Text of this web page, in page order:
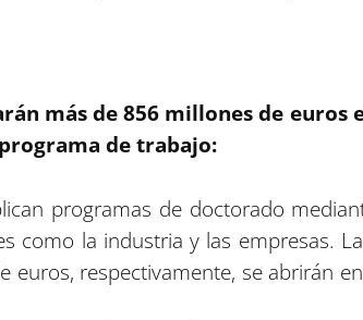
más de 856 millones de euros
de trabajo:
programas de doctorado
como la industria y las empresas.
respectivamente, se abrirán